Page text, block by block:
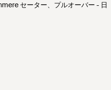
セーター、プルオーバー - 日